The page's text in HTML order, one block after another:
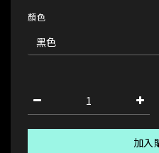
顏色
加入